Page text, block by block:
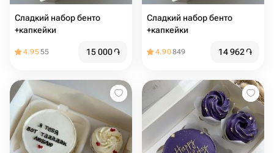
Сладкий набор бенто
+капкейки
4.9555 15 000֏
Сладкий набор бенто
+капкейки
4.90849 14 962֏